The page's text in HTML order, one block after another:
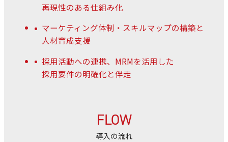
再現性のある仕組み化
マーケティング体制・スキルマップの構築と
人材育成支援
採用活動への連携、MRMを活用した
採用要件の明確化と伴走
FLOW
導入の流れ